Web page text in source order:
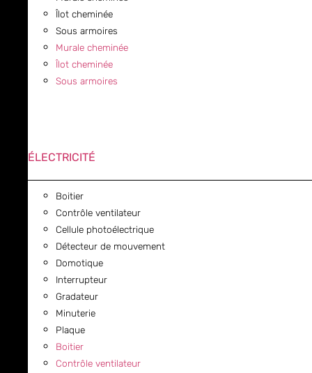
Îlot cheminée
Sous armoires
Murale cheminée
Îlot cheminée
Sous armoires
ÉLECTRICITÉ
Boitier
Contrôle ventilateur
Cellule photoélectrique
Détecteur de mouvement
Domotique
Interrupteur
Gradateur
Minuterie
Plaque
Boitier
Contrôle ventilateur